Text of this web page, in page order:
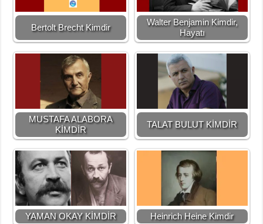
Bertolt Brecht Kimdir
Walter Benjamin Kimdir,
Hayatı
MUSTAFA ALABORA
KİMDİR
TALAT BULUT KİMDİR
YAMAN OKAY KİMDİR Heinrich Heine Kimdir